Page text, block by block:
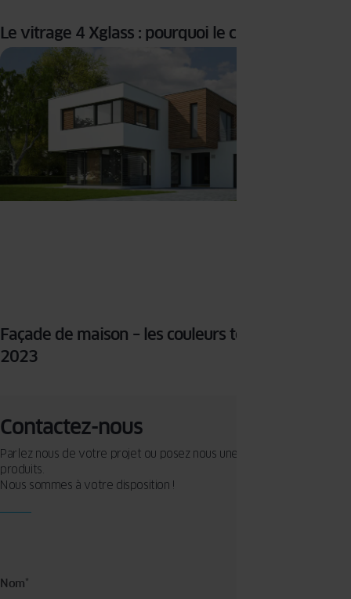
Le vitrage 4 Xglass : pourquoi le choisir ?
Façade de maison – les couleurs tendance en
2023
Contactez-nous
Parlez nous de votre projet ou posez nous une question sur nos
produits.
Nous sommes à votre disposition !
Nom*